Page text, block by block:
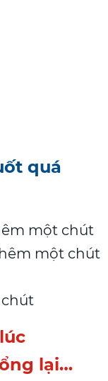
quá
một chút
một chút
lại…